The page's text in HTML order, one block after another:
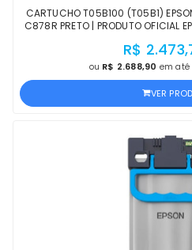
CARTUCHO T05B100 (T05B1)
C878R PRETO | PRODUTO OFICIAL
R$
ou R$ 2.688,90 em até
VER